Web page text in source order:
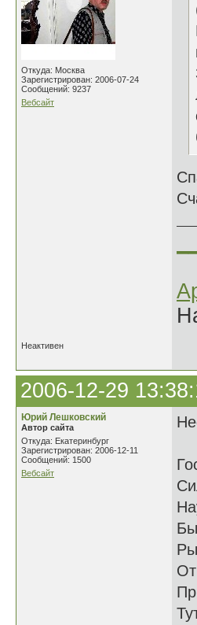
Откуда: Москва
Зарегистрирован: 2006-07-24
Сообщений: 9237
Вебсайт
Неактивен
2006-12-29
Юрий Лешковский
Автор сайта
Откуда: Екатеринбург
Зарегистрирован: 2006-12-11
Сообщений: 1500
Вебсайт